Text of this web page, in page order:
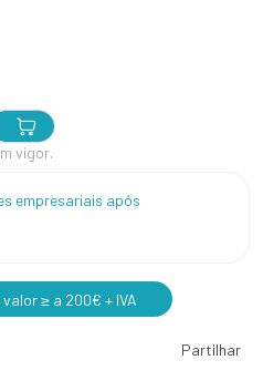
vigor.
empresariais após
≥ a 200€ + IVA
Partilhar